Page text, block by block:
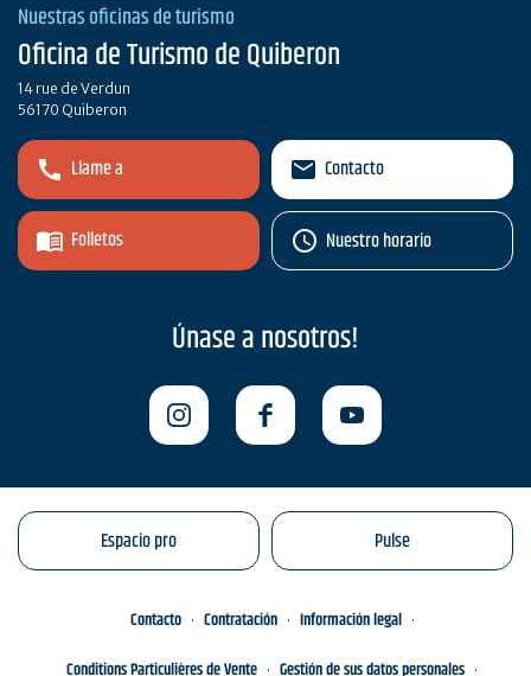
Nuestras oficinas de turismo
Oficina de Turismo de Quiberon
14 rue de Verdun
56170 Quiberon
Llame a
Folletos
Contacto
Nuestro horario
Únase a nosotros!
Espacio pro Pulse
Contacto Contratación
Información legal
Conditions Particulières de Vente
Gestión de sus datos personales